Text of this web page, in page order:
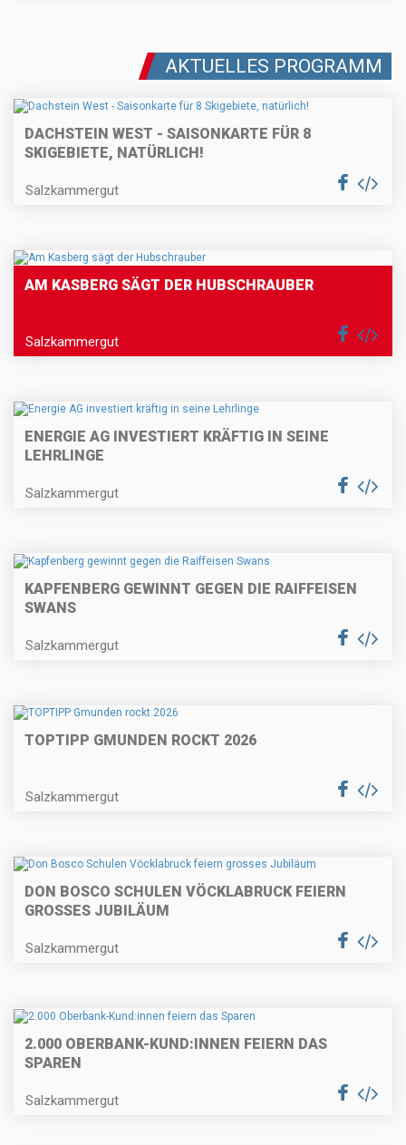
AKTUELLES PROGRAMM
DACHSTEIN WEST - SAISONKARTE FÜR 8
SKIGEBIETE, NATÜRLICH!
Salzkammergut
AM KASBERG SÄGT DER HUBSCHRAUBER
Salzkammergut
ENERGIE AG INVESTIERT KRÄFTIG IN SEINE
LEHRLINGE
Salzkammergut
KAPFENBERG GEWINNT GEGEN DIE RAIFFEISEN
SWANS
Salzkammergut
TOPTIPP GMUNDEN ROCKT 2026
Salzkammergut
DON BOSCO SCHULEN VÖCKLABRUCK FEIERN
GROSSES JUBILÄUM
Salzkammergut
2.000 OBERBANK-KUND:INNEN FEIERN DAS
SPAREN
Salzkammergut